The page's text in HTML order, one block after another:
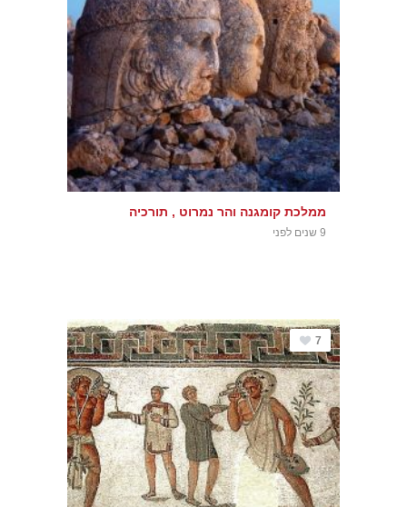
ממלכת קומגנה והר נמרוט , תורכיה
9 שנים לפני
7